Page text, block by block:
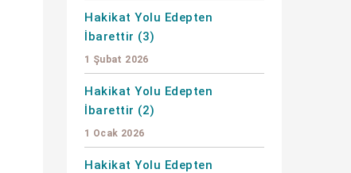
Hakikat Yolu Edepten
İbarettir (3)
1 Şubat 2026
Hakikat Yolu Edepten
İbarettir (2)
1 Ocak 2026
Hakikat Yolu Edepten